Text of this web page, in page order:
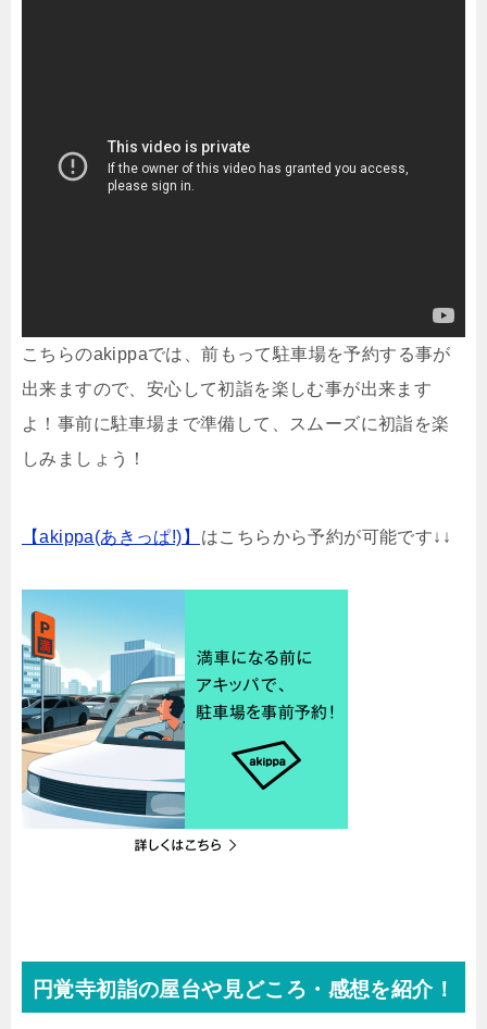
こちらのakippaでは、前もって駐車場を予約する事が
出来ますので、安心して初詣を楽しむ事が出来ます
よ！事前に駐車場まで準備して、スムーズに初詣を楽
しみましょう！
【akippa(あきっぱ!)】 はこちらから予約が可能です↓↓
円覚寺初詣の屋台や見どころ・感想を紹介！